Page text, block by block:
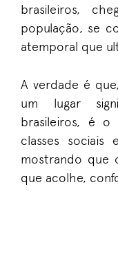
brasileiros,
população, se
atemporal que
A verdade é
um lugar
brasileiros, é o
classes sociais
mostrando que
que acolhe,
MODA &
ESTILO